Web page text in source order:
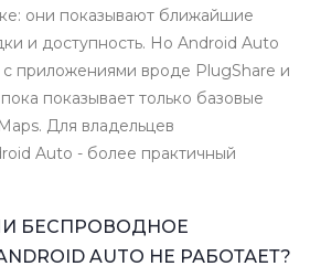
они показывают ближайшие
и доступность. Но Android Auto
приложениями вроде PlugShare и
показывает только базовые
Для владельцев
Auto - более практичный
БЕСПРОВОДНОЕ
AUTO НЕ РАБОТАЕТ?